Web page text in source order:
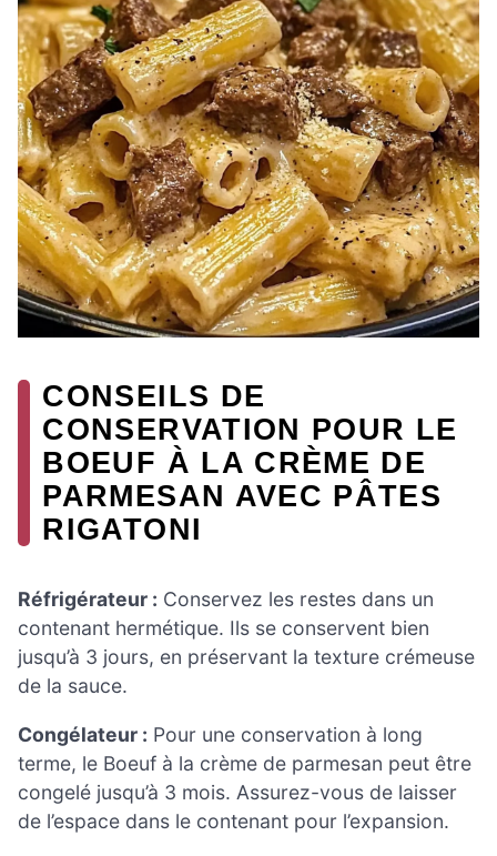
CONSEILS DE
CONSERVATION POUR LE
BOEUF À LA CRÈME DE
PARMESAN AVEC PÂTES
RIGATONI
Réfrigérateur : Conservez les restes dans un
contenant hermétique. Ils se conservent bien
jusqu’à 3 jours, en préservant la texture crémeuse
de la sauce.
Congélateur : Pour une conservation à long
terme, le Boeuf à la crème de parmesan peut être
congelé jusqu’à 3 mois. Assurez-vous de laisser
de l’espace dans le contenant pour l’expansion.